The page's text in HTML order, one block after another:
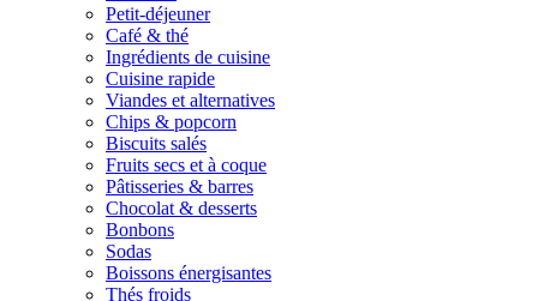
Petit-déjeuner
Café & thé
Ingrédients de cuisine
Cuisine rapide
Viandes et alternatives
Chips & popcorn
Biscuits salés
Fruits secs et à coque
Pâtisseries & barres
Chocolat & desserts
Bonbons
Sodas
Boissons énergisantes
Thés froids